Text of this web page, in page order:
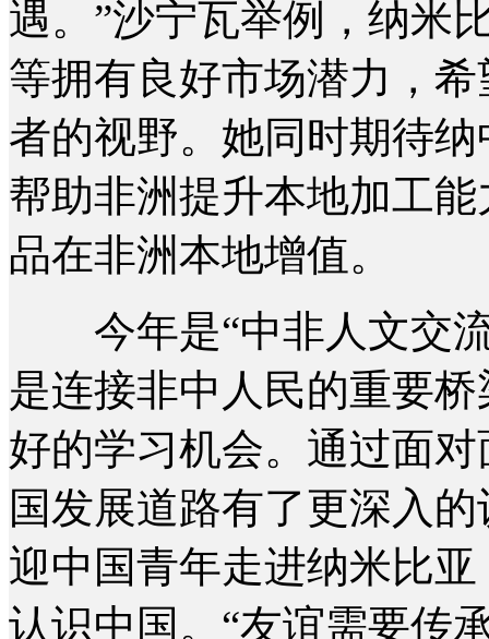
遇。”沙宁瓦举例，纳米
等拥有良好市场潜力，
者的视野。她同时期待
帮助非洲提升本地加工
品在非洲本地增值。
今年是“中非人文交流
是连接非中人民的重要
好的学习机会。通过面
国发展道路有了更深入
迎中国青年走进纳米比
认识中国。“友谊需要传